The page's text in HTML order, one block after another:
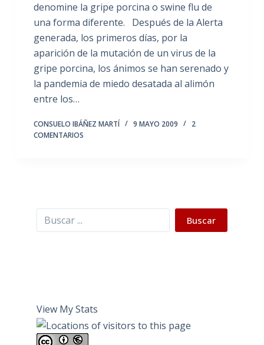
denomine la gripe porcina o swine flu de
una forma diferente. Después de la Alerta
generada, los primeros días, por la
aparición de la mutación de un virus de la
gripe porcina, los ánimos se han serenado y
la pandemia de miedo desatada al alimón
entre los…
CONSUELO IBÁÑEZ MARTÍ 9 MAYO 2009
2
COMENTARIOS
Buscar Buscar
View My Stats